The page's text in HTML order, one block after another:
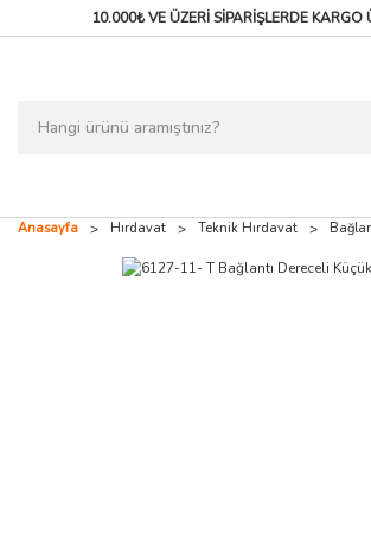
10.000₺ VE ÜZERİ SİPARİŞLERDEKARGO
Anasayfa Hırdavat Teknik Hırdavat